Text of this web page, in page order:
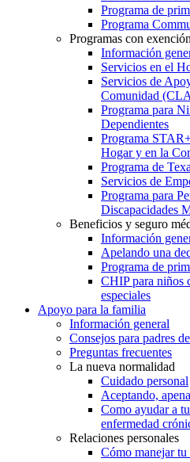
Programa de
Programa
Programas con exención
Información
Servicios en el
Servicios de
Comunidad
Programa para
Dependientes
Programa
Hogar y en la
Programa de
Servicios de
Programa para
Discapacidades
Beneficios y seguro
Información
Apelando una
Programa de
CHIP para niños
especiales
Apoyo para la familia
Información general
Consejos para padres
Preguntas frecuentes
La nueva normalidad
Cuidado personal
Aceptando,
Como ayudar a
enfermedad
Relaciones personales
Cómo manejar